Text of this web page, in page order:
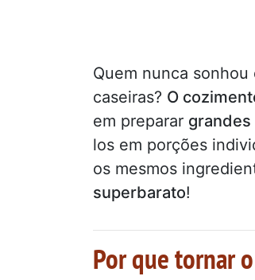
Quem nunca
caseiras? O
em preparar
los em porções
os mesmos
superbarato!
Por que tornar